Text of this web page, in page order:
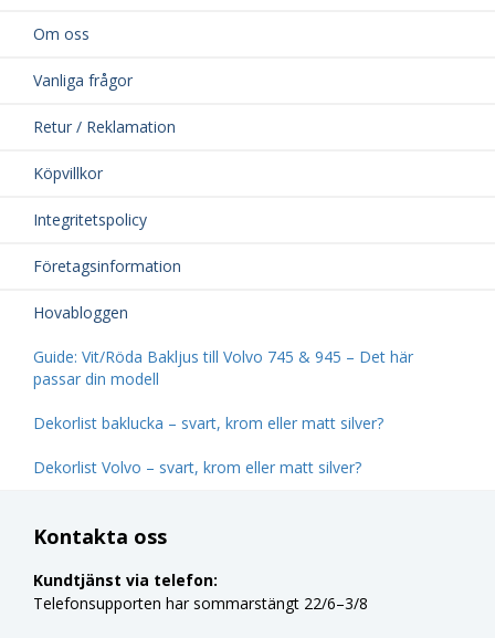
Om oss
Vanliga frågor
Retur / Reklamation
Köpvillkor
Integritetspolicy
Företagsinformation
Hovabloggen
Guide: Vit/Röda Bakljus till Volvo 745 & 945 – Det här
passar din modell
Dekorlist baklucka – svart, krom eller matt silver?
Dekorlist Volvo – svart, krom eller matt silver?
Kontakta oss
Kundtjänst via telefon:
Telefonsupporten har sommarstängt 22/6–3/8